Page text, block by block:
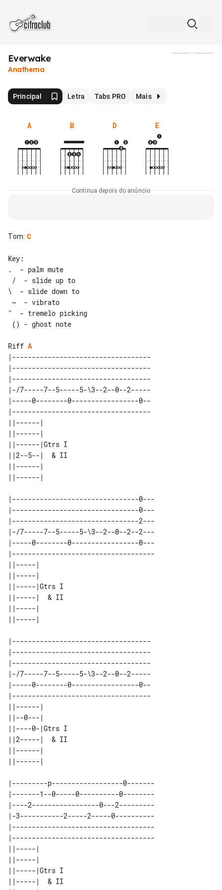
Everwake
Anathema
Principal Letra Tabs PRO Mais
A B D E
Continua depois do anúncio
Tom: C
Key:
.  - palm mute
\  - slide down to
"  - tremelo picking
Riff A
|-----------------------------------
|-----------------------------------
|-----------------------------------
|-/7-----7--5-----5-\3--2--0--2-----
|-----0--------0-----------------0--
|-----------------------------------
||------|
||------|
||------|Gtrs I
||2--5--|  & II
||------|
|--------------------------------0---
|--------------------------------0---
|--------------------------------2---
|-/7-----7--5-----5-\3--2--0--2--2---
|-----0--------0-----------------0---
|------------------------------------
||-----|
||-----|
||-----|Gtrs I
||-----|  & II
||-----|
|-----------------------------------
|-----------------------------------
|-----------------------------------
|-/7-----7--5-----5-\3--2--0--2-----
|-----0--------0-----------------0--
|-----------------------------------
||------|
||--0---|
||----0-|Gtrs I
||2-----|  & II
||------|
|---------p------------------0-------
|-------1--0-----0----------0--------
|----2-----------------0---2---------
|-3-----------2-----2-----0----------
|------------------------------------
|------------------------------------
||-----|
||-----|
||-----|Gtrs I
||-----|  & II